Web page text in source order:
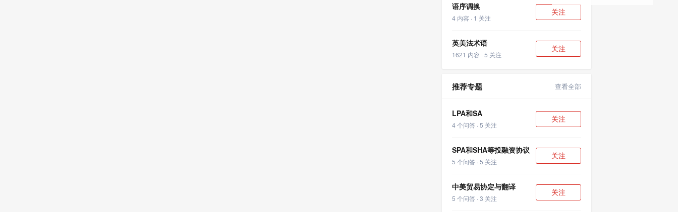
语序调换
4 内容 · 1 关注
关注
英美法术语
1621 内容 · 5 关注
关注
推荐专题 查看全部
LPA和SA
4 个问答 · 5 关注
关注
SPA和SHA等投融资协议
5 个问答 · 5 关注
关注
中美贸易协定与翻译
5 个问答 · 3 关注
关注